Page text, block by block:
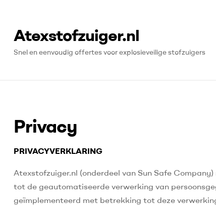
Atexstofzuiger.nl
Snel en eenvoudig offertes voor explosieveilige stofzuigers
Privacy
PRIVACYVERKLARING
Atexstofzuiger.nl (onderdeel van Sun Safe
tot de geautomatiseerde verwerking van
geïmplementeerd met betrekking tot deze